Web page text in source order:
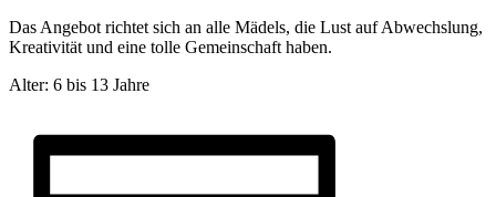
Das Angebot richtet sich an alle Mädels, die Lust auf Abwechslung,
Kreativität und eine tolle Gemeinschaft haben.
Alter: 6 bis 13 Jahre